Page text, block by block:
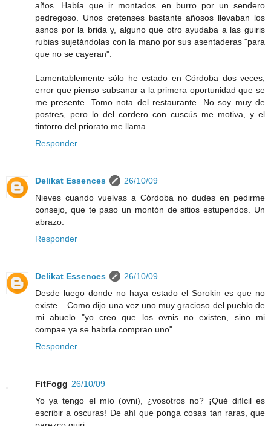
años. Había que ir montados en burro por un sendero
pedregoso. Unos cretenses bastante añosos llevaban los
asnos por la brida y, alguno que otro ayudaba a las guiris
rubias sujetándolas con la mano por sus asentaderas "para
que no se cayeran".
Lamentablemente sólo he estado en Córdoba dos veces,
error que pienso subsanar a la primera oportunidad que se
me presente. Tomo nota del restaurante. No soy muy de
postres, pero lo del cordero con cuscús me motiva, y el
tintorro del priorato me llama.
Responder
Delikat Essences
26/10/09
Nieves cuando vuelvas a Córdoba no dudes en pedirme
consejo, que te paso un montón de sitios estupendos. Un
abrazo.
Responder
Delikat Essences
26/10/09
Desde luego donde no haya estado el Sorokin es que no
existe... Como dijo una vez uno muy gracioso del pueblo de
mi abuelo "yo creo que los ovnis no existen, sino mi
compae ya se habría comprao uno".
Responder
FitFogg 26/10/09
Yo ya tengo el mío (ovni), ¿vosotros no? ¡Qué difícil es
escribir a oscuras! De ahí que ponga cosas tan raras, que